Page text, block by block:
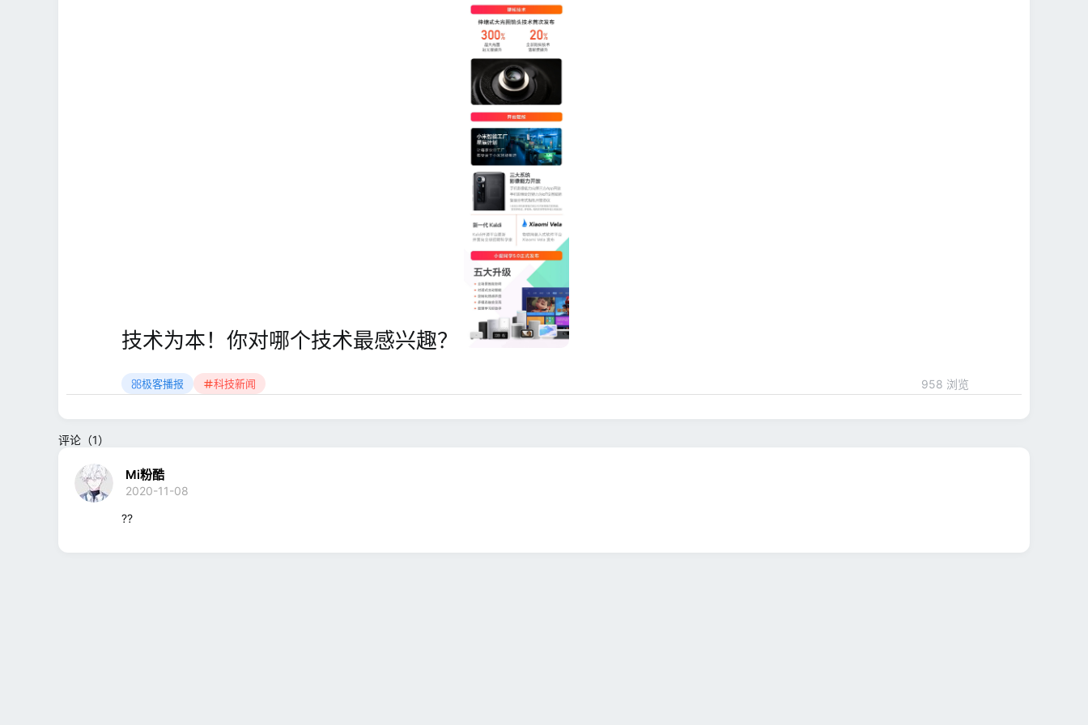
技术为本！你对哪个技术最感兴趣？
极客播报 科技新闻 958 浏览
评论（1）
Mi粉酷
2020-11-08
??